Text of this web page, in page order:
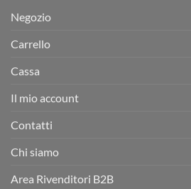
Negozio
Carrello
Cassa
Il mio account
Contatti
Chi siamo
Area Rivenditori B2B